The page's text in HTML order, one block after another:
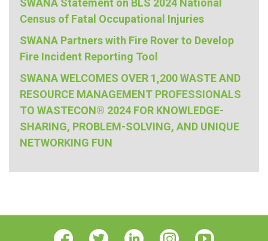
SWANA Statement on BLS 2024 National
Census of Fatal Occupational Injuries
SWANA Partners with Fire Rover to Develop
Fire Incident Reporting Tool
SWANA WELCOMES OVER 1,200 WASTE AND
RESOURCE MANAGEMENT PROFESSIONALS
TO WASTECON® 2024 FOR KNOWLEDGE-
SHARING, PROBLEM-SOLVING, AND UNIQUE
NETWORKING FUN